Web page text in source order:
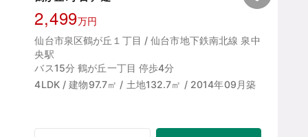
2,499万円
仙台市泉区鶴が丘１丁目 / 仙台市地下鉄南北線 泉中
央駅
バス15分 鶴が丘一丁目 停歩4分
4LDK / 建物97.7㎡ / 土地132.7㎡ / 2014年09月築